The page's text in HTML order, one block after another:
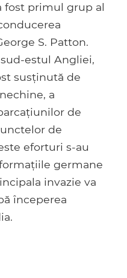
fost primul grup al
S. Patton.
estul Angliei,
susținută de
a
de
de
eforturi s-au
germane
invazie va
începerea